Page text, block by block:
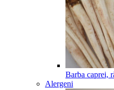
Barba caprei,
Alergeni